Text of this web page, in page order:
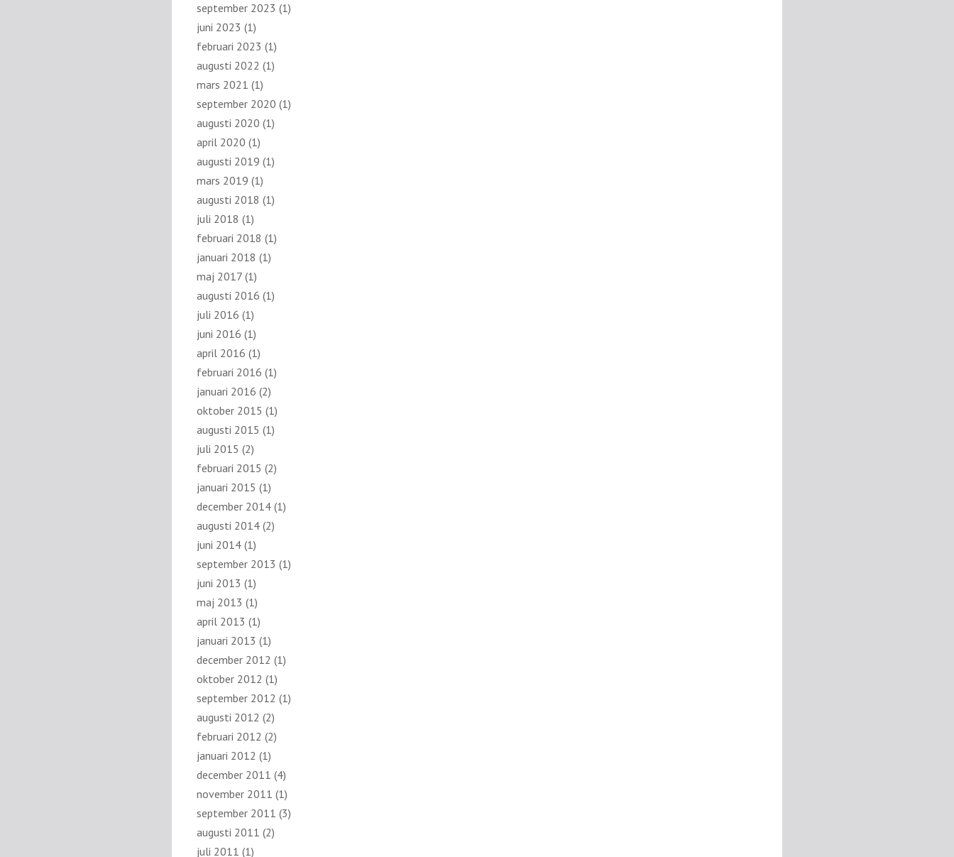
september 2023 (1)
juni 2023 (1)
februari 2023 (1)
augusti 2022 (1)
mars 2021 (1)
september 2020 (1)
augusti 2020 (1)
april 2020 (1)
augusti 2019 (1)
mars 2019 (1)
augusti 2018 (1)
juli 2018 (1)
februari 2018 (1)
januari 2018 (1)
maj 2017 (1)
augusti 2016 (1)
juli 2016 (1)
juni 2016 (1)
april 2016 (1)
februari 2016 (1)
januari 2016 (2)
oktober 2015 (1)
augusti 2015 (1)
juli 2015 (2)
februari 2015 (2)
januari 2015 (1)
december 2014 (1)
augusti 2014 (2)
juni 2014 (1)
september 2013 (1)
juni 2013 (1)
maj 2013 (1)
april 2013 (1)
januari 2013 (1)
december 2012 (1)
oktober 2012 (1)
september 2012 (1)
augusti 2012 (2)
februari 2012 (2)
januari 2012 (1)
december 2011 (4)
november 2011 (1)
september 2011 (3)
augusti 2011 (2)
juli 2011 (1)